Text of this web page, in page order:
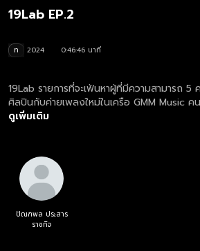
19Lab EP.2
ท 2024
0:46:46 นาที
19Lab รายการที่จะเฟ้นหาผู้ที่มีความสามารถ
ศิลปินกับค่ายเพลงใหม่ในเครือ GMM Music คนที่ผ่านเข้ารอบ Audition
ทั้ง 91 คนจะถูกควบคุมตัวแปร โดยการให้ทุกคน
กรรมการทั้ง 91 คน เพื่อหาผู้ที่จะได้เข้าสู่รอบต่อ
ดูเพิ่มเติม
ปัณฑพล ประสาร
ราชกิจ